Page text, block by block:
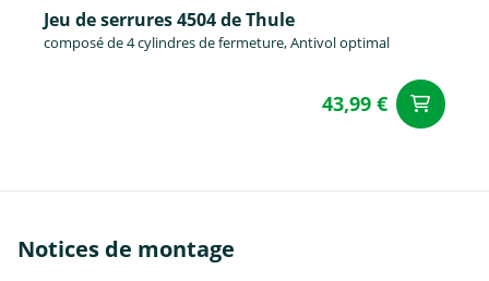
Jeu de serrures 4504 de Thule
composé de 4 cylindres de fermeture, Antivol optimal
43,99 €
Notices de montage